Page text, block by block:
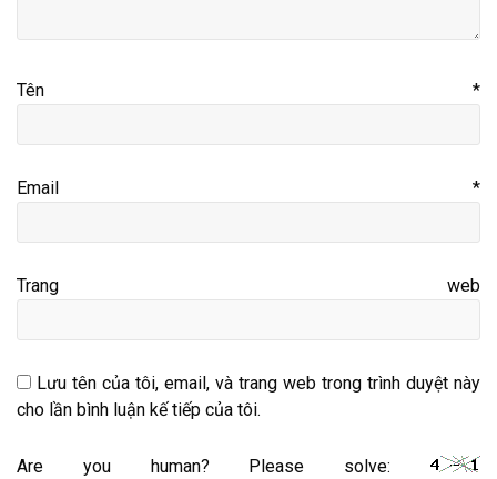
Tên *
Email *
Trang web
Lưu tên của tôi, email, và trang web trong trình duyệt này
cho lần bình luận kế tiếp của tôi.
Are you human? Please solve: